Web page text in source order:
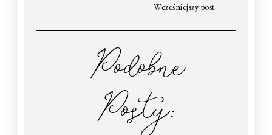
Wcześniejszy post
Podobne
Posty: